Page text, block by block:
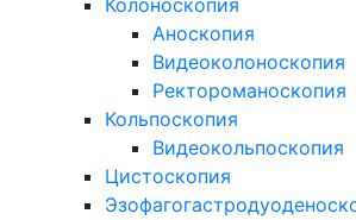
Колоноскопия
Аноскопия
Видеоколоноскопия
Ректороманоскопия
Кольпоскопия
Видеокольпоскопия
Цистоскопия